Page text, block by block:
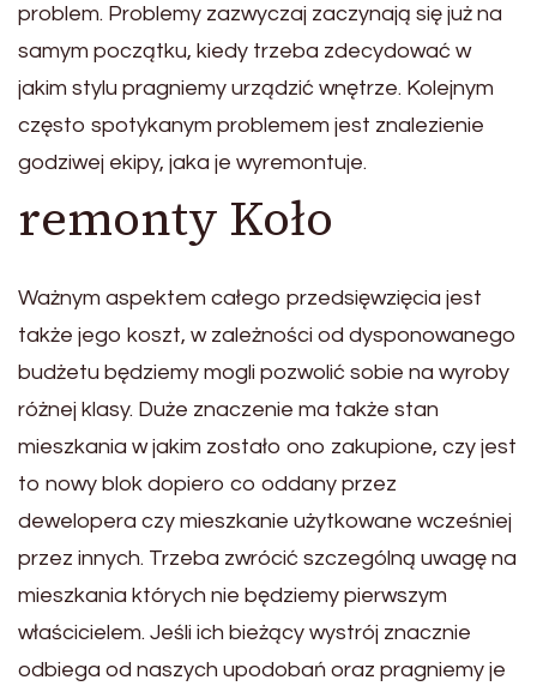
problem. Problemy zazwyczaj zaczynają się już na
samym początku, kiedy trzeba zdecydować w
jakim stylu pragniemy urządzić wnętrze. Kolejnym
często spotykanym problemem jest znalezienie
godziwej ekipy, jaka je wyremontuje.
remonty Koło
Ważnym aspektem całego przedsięwzięcia jest
także jego koszt, w zależności od dysponowanego
budżetu będziemy mogli pozwolić sobie na wyroby
różnej klasy. Duże znaczenie ma także stan
mieszkania w jakim zostało ono zakupione, czy jest
to nowy blok dopiero co oddany przez
dewelopera czy mieszkanie użytkowane wcześniej
przez innych. Trzeba zwrócić szczególną uwagę na
mieszkania których nie będziemy pierwszym
właścicielem. Jeśli ich bieżący wystrój znacznie
odbiega od naszych upodobań oraz pragniemy je